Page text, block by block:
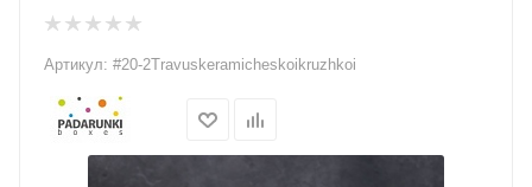
Артикул: #20-2Travuskeramicheskoikruzhkoi